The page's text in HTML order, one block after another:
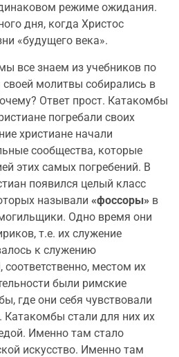
режиме ожидания.
дня, когда Христос
«будущего века».
все знаем из учебников по
своей молитвы собирались в
Ответ прост. Катакомбы
погребали своих
христиане начали
сообщества, которые
этих самых погребений. В
появился целый класс
называли «фоссоры» в
Одно время они
т.е. их служение
к служению
местом их
были римские
где они себя чувствовали
Катакомбы стали для них их
Именно там стало
искусство. Именно там